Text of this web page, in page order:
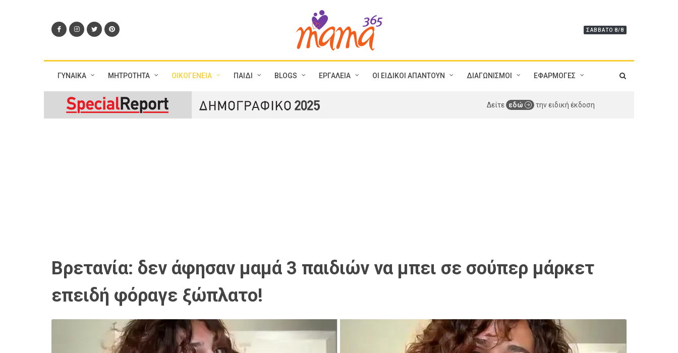
ΣΆΒΒΑΤΟ 8/8
ΓΥΝΑΙΚΑ ΜΗΤΡΟΤΗΤΑ ΟΙΚΟΓΕΝΕΙΑ ΠΑΙΔΙ BLOGS ΕΡΓΑΛΕΙΑ ΟΙ ΕΙΔΙΚΟΙ ΑΠΑΝΤΟΥΝ ΔΙΑΓΩΝΙΣΜΟΙ ΕΦΑΡΜΟΓΕΣ
Δείτε εδώ την ειδική έκδοση
Βρετανία: δεν άφησαν μαμά 3 παιδιών να μπει σε σούπερ μάρκετ
επειδή φόραγε ξώπλατο!